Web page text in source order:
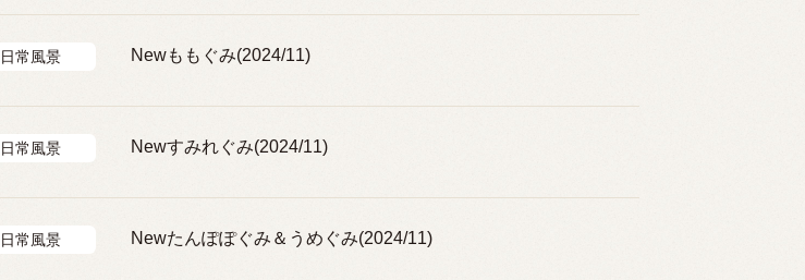
日常風景 Newももぐみ(2024/11)
日常風景 Newすみれぐみ(2024/11)
日常風景 Newたんぽぽぐみ＆うめぐみ(2024/11)